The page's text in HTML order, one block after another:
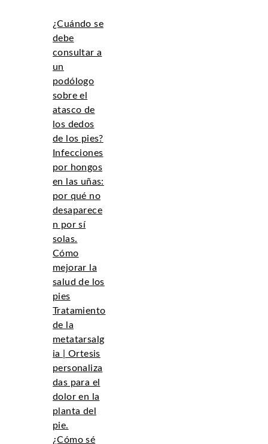
¿Cuándo se
debe
consultar a
un
podólogo
sobre el
atasco de
los dedos
de los pies?
Infecciones
por hongos
en las uñas:
por qué no
desaparece
n por sí
solas.
Cómo
mejorar la
salud de los
pies
Tratamiento
de la
metatarsalg
ia | Ortesis
personaliza
das para el
dolor en la
planta del
pie.
¿Cómo sé